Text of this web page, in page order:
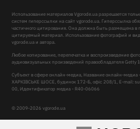
© 2009-2026 vgorode.ua
Использование материалов Vgorode.ua разрешается
систем гиперссылки на сайт vgorode.ua. Гиперссылка
частичного цитирования. Она должна быть размещена в
цитируемый материал. Использование фотографий и
vgorode.ua и автора.
Любое копирование, перепечатка и воспроизведение
аудиовизуальных произведений правообладателя Getty
Субъект в сфере онлайн-медиа, Название онлайн-медиа -
ХАРКІВСЬКЕ ШОСЕ, будинок 172-Б, офіс 208/1, E-mail:
00, Идентификатор медиа - R40-06066